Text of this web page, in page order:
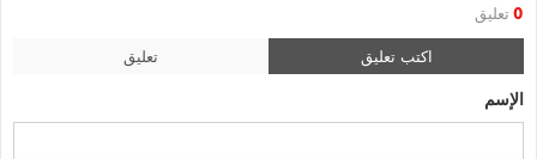
0 تعليق
اكتب تعليق تعليق
الإسم